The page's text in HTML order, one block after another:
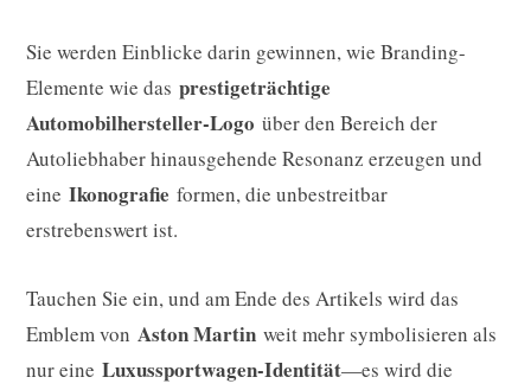
Sie werden Einblicke darin gewinnen, wie Branding-
Elemente wie das prestigeträchtige
Automobilhersteller-Logo über den Bereich der
Autoliebhaber hinausgehende Resonanz erzeugen und
eine Ikonografie formen, die unbestreitbar
erstrebenswert ist.
Tauchen Sie ein, und am Ende des Artikels wird das
Emblem von Aston Martin weit mehr symbolisieren als
nur eine Luxussportwagen-Identität—es wird die